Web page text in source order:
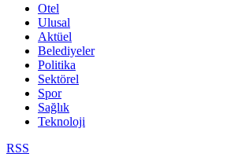
Otel
Ulusal
Aktüel
Belediyeler
Politika
Sektörel
Spor
Sağlık
Teknoloji
RSS